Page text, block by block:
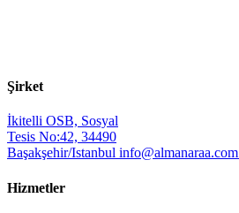
Şirket
İkitelli OSB, Sosyal
Tesis No:42, 34490
Başakşehir/Istanbul info@almanaraa.com
Hizmetler